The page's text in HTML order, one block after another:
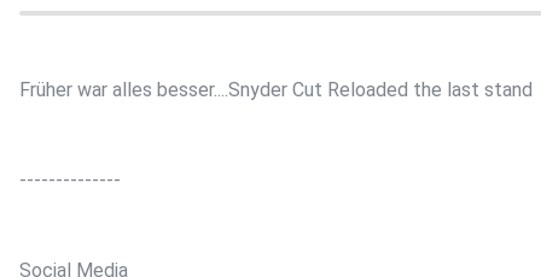
Früher war alles besser....Snyder Cut Reloaded the last stand
--------------
Social Media